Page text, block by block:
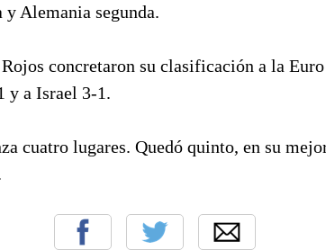
Alemania segunda.
concretaron su clasificación a la
y a Israel 3-1.
cuatro lugares. Quedó quinto, en su